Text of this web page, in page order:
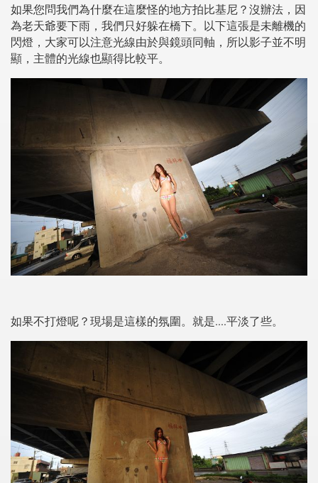
如果您問我們為什麼在這麼怪的地方拍比基尼？沒辦法，因
為老天爺要下雨，我們只好躲在橋下。以下這張是未離機的
閃燈，大家可以注意光線由於與鏡頭同軸，所以影子並不明
顯，主體的光線也顯得比較平。
如果不打燈呢？現場是這樣的氛圍。就是....平淡了些。